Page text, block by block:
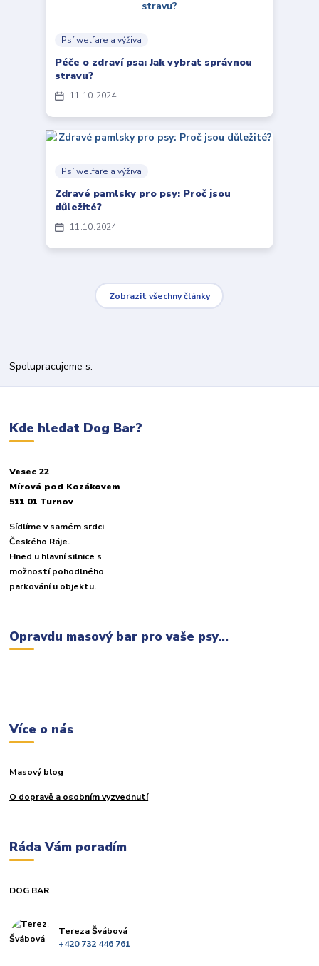
11 10 2024
Psí welfare a výživa
Péče o zdraví psa: Jak vybrat správnou
stravu?
11 10 2024
Psí welfare a výživa
Zdravé pamlsky pro psy: Proč jsou
důležité?
Zobrazit všechny články
Spolupracujeme s:
Kde hledat Dog Bar?
Vesec 22
Mírová pod Kozákovem
511 01 Turnov
Sídlíme v samém srdci
Českého Ráje.
Hned u hlavní silnice s
možností pohodlného
parkování u objektu.
Opravdu masový bar pro vaše psy...
Více o nás
Masový blog
O dopravě a osobním vyzvednutí
Ráda Vám poradím
DOG BAR
Tereza Švábová
+420 732 446 761